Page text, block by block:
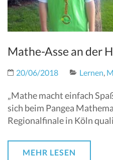
Mathe-Asse an der
20/06/2018 Lernen,
„Mathe macht einfach
sich beim Pangea
Regionalfinale in Köln
MEHR LESEN